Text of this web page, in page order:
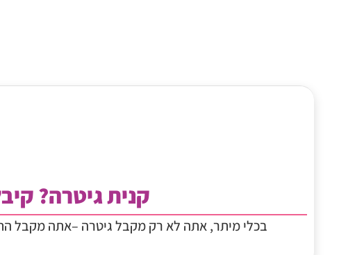
קנית גיטרה?
בכלי מיתר, אתה לא רק מקבל גיטרה –אתה מקבל